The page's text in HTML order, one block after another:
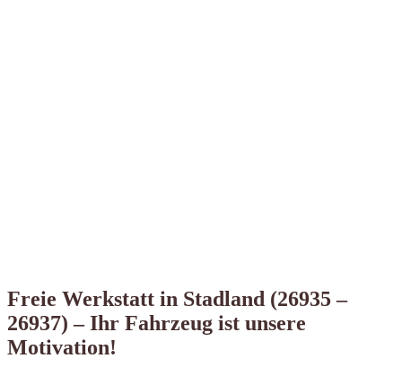
Freie Werkstatt in Stadland (26935 –
26937) – Ihr Fahrzeug ist unsere
Motivation!